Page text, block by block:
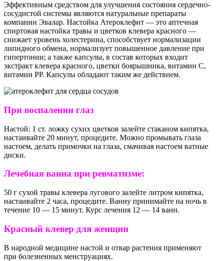
Эффективным средством для улучшения состояния сердечно-
сосудистой системы являются натуральные препараты
компании Эвалар. Настойка Атероклефит — это аптечная
спиртовая настойка травы и цветков клевера красного —
снижает уровень холестерина, способствует нормализации
липидного обмена, нормализует повышенное давление при
гипертонии; а также капсулы, в состав которых входит
экстракт клевера красного, цветки боярышника, витамин C,
витамин PP. Капсулы обладают таким же действием.
При воспалении глаз
Настой: 1 ст. ложку сухих цветков залейте стаканом кипятка,
настаивайте 20 минут, процедите. Можно промывать глаза
настоем, делать примочки на глаза, смачивая настоем ватные
диски.
Лечебная ванна при ревматизме:
50 г сухой травы клевера лугового залейте литром кипятка,
настаивайте 2 часа, процедите. Ванну принимайте на ночь в
течение 10 — 15 минут. Курс лечения 12 — 14 ванн.
Красный клевер для женщин
В народной медицине настой и отвар растения применяют
при болезненных менструациях.